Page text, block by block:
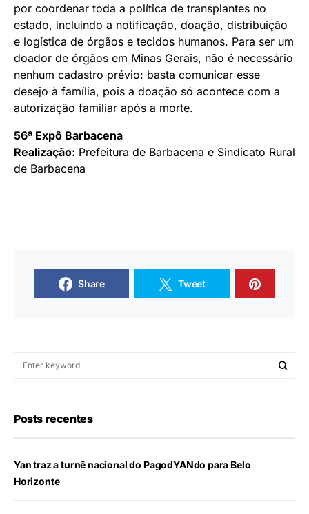
por coordenar toda a política de transplantes no
estado, incluindo a notificação, doação, distribuição
e logística de órgãos e tecidos humanos. Para ser um
doador de órgãos em Minas Gerais, não é necessário
nenhum cadastro prévio: basta comunicar esse
desejo à família, pois a doação só acontece com a
autorização familiar após a morte.
56ª Expô Barbacena
Realização: Prefeitura de Barbacena e Sindicato Rural
de Barbacena
Share Tweet
Posts recentes
Yan traz a turnê nacional do PagodYANdo para Belo
Horizonte